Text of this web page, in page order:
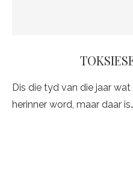
Dis die tyd van die jaar
herinner word, maar daar